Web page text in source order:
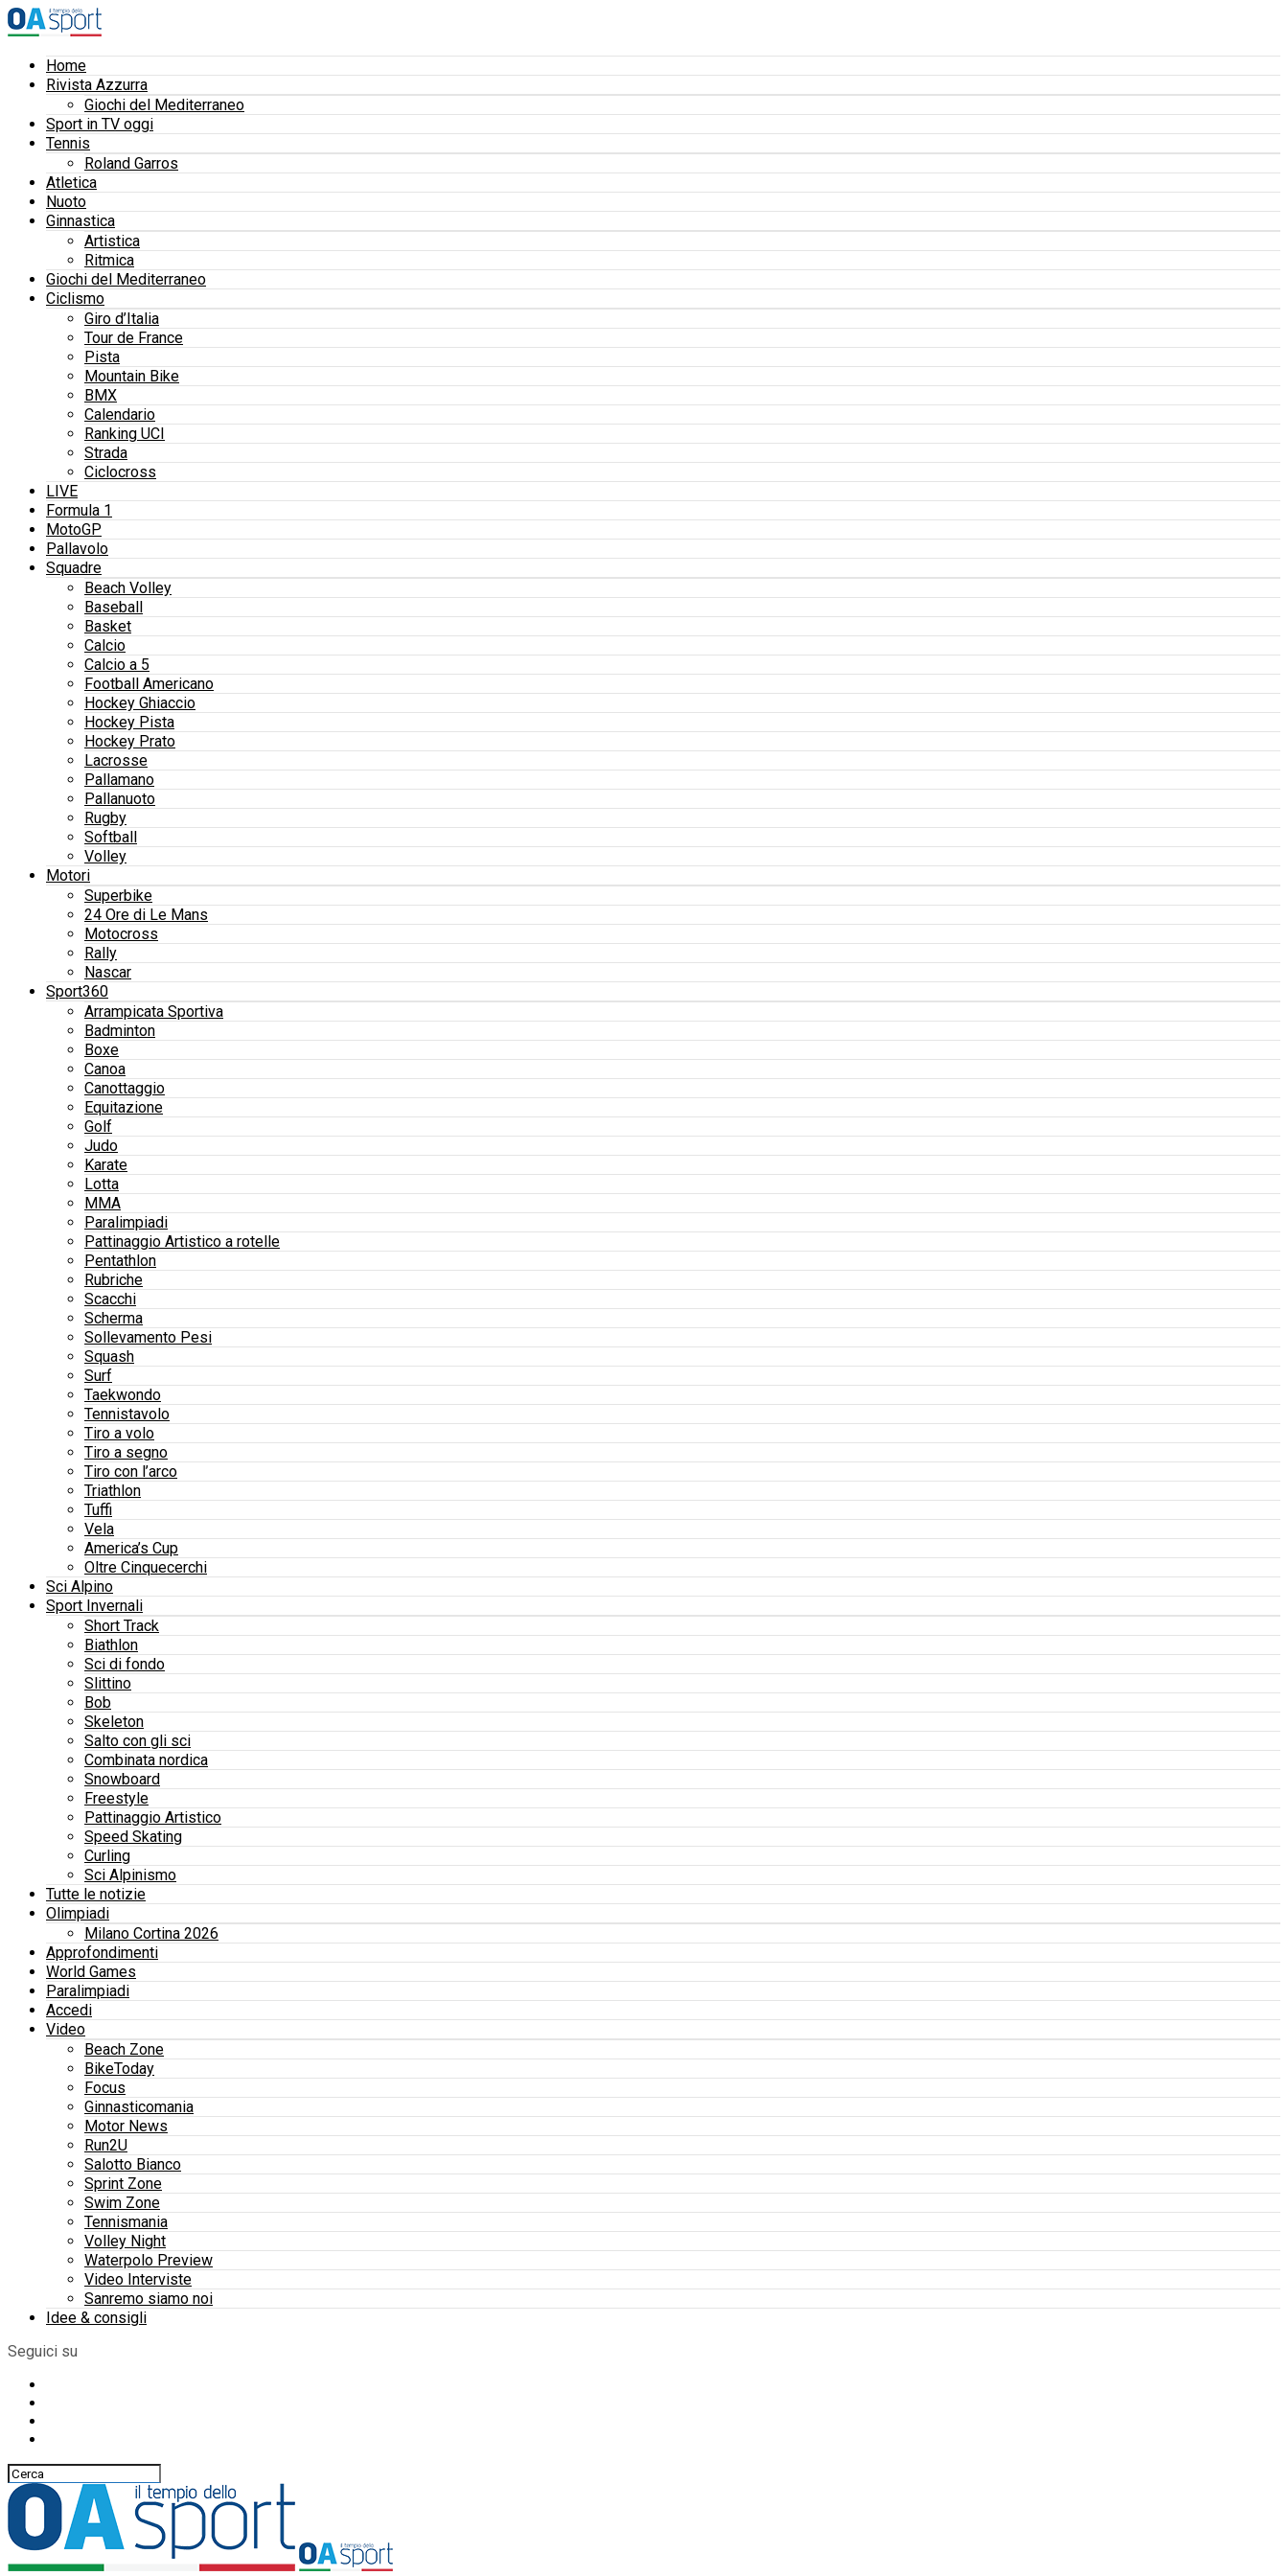
Home
Rivista Azzurra
Giochi del Mediterraneo
Sport in TV oggi
Tennis
Roland Garros
Atletica
Nuoto
Ginnastica
Artistica
Ritmica
Giochi del Mediterraneo
Ciclismo
Giro d’Italia
Tour de France
Pista
Mountain Bike
BMX
Calendario
Ranking UCI
Strada
Ciclocross
LIVE
Formula 1
MotoGP
Pallavolo
Squadre
Beach Volley
Baseball
Basket
Calcio
Calcio a 5
Football Americano
Hockey Ghiaccio
Hockey Pista
Hockey Prato
Lacrosse
Pallamano
Pallanuoto
Rugby
Softball
Volley
Motori
Superbike
24 Ore di Le Mans
Motocross
Rally
Nascar
Sport360
Arrampicata Sportiva
Badminton
Boxe
Canoa
Canottaggio
Equitazione
Golf
Judo
Karate
Lotta
MMA
Paralimpiadi
Pattinaggio Artistico a rotelle
Pentathlon
Rubriche
Scacchi
Scherma
Sollevamento Pesi
Squash
Surf
Taekwondo
Tennistavolo
Tiro a volo
Tiro a segno
Tiro con l’arco
Triathlon
Tuffi
Vela
America’s Cup
Oltre Cinquecerchi
Sci Alpino
Sport Invernali
Short Track
Biathlon
Sci di fondo
Slittino
Bob
Skeleton
Salto con gli sci
Combinata nordica
Snowboard
Freestyle
Pattinaggio Artistico
Speed Skating
Curling
Sci Alpinismo
Tutte le notizie
Olimpiadi
Milano Cortina 2026
Approfondimenti
World Games
Paralimpiadi
Accedi
Video
Beach Zone
BikeToday
Focus
Ginnasticomania
Motor News
Run2U
Salotto Bianco
Sprint Zone
Swim Zone
Tennismania
Volley Night
Waterpolo Preview
Video Interviste
Sanremo siamo noi
Idee & consigli
Seguici su